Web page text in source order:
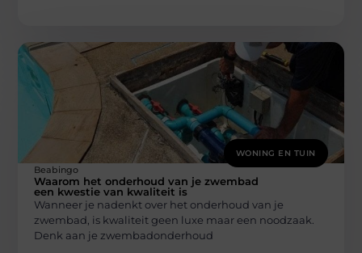
WONING EN TUIN
Beabingo
Waarom het onderhoud van je zwembad
een kwestie van kwaliteit is
Wanneer je nadenkt over het onderhoud van je
zwembad, is kwaliteit geen luxe maar een noodzaak.
Denk aan je zwembadonderhoud